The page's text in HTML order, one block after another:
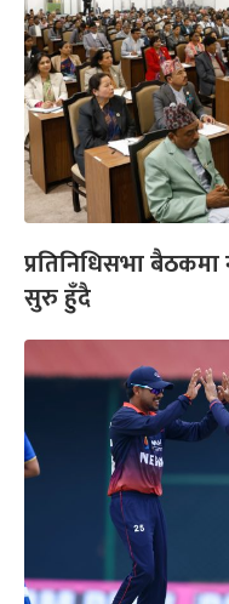
प्रतिनिधिसभा
सुरु हुँदै